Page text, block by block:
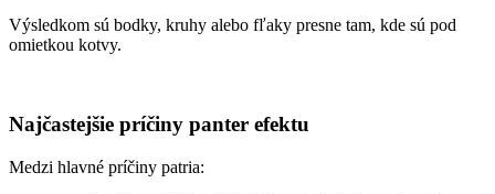
Výsledkom sú bodky, kruhy alebo fľaky presne tam, kde sú pod
omietkou kotvy.
Najčastejšie príčiny panter efektu
Medzi hlavné príčiny patria: